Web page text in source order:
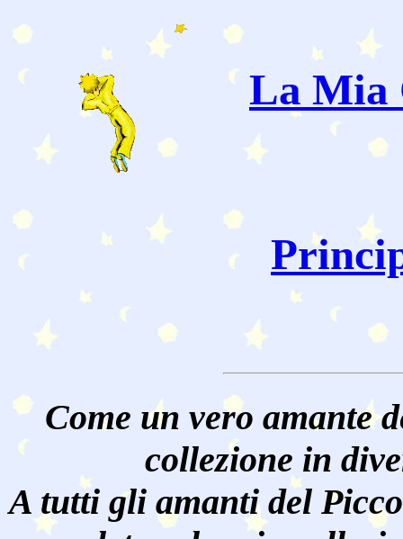
La Mia
Come un vero amante
collezione in
A tutti gli amanti del